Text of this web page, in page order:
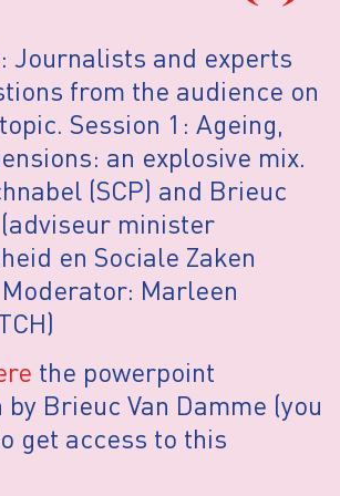
Journalists and experts
from the audience on
Session 1: Ageing,
an explosive mix.
(SCP) and Brieuc
minister
en Sociale Zaken
Marleen
the powerpoint
Brieuc Van Damme (you
get access to this